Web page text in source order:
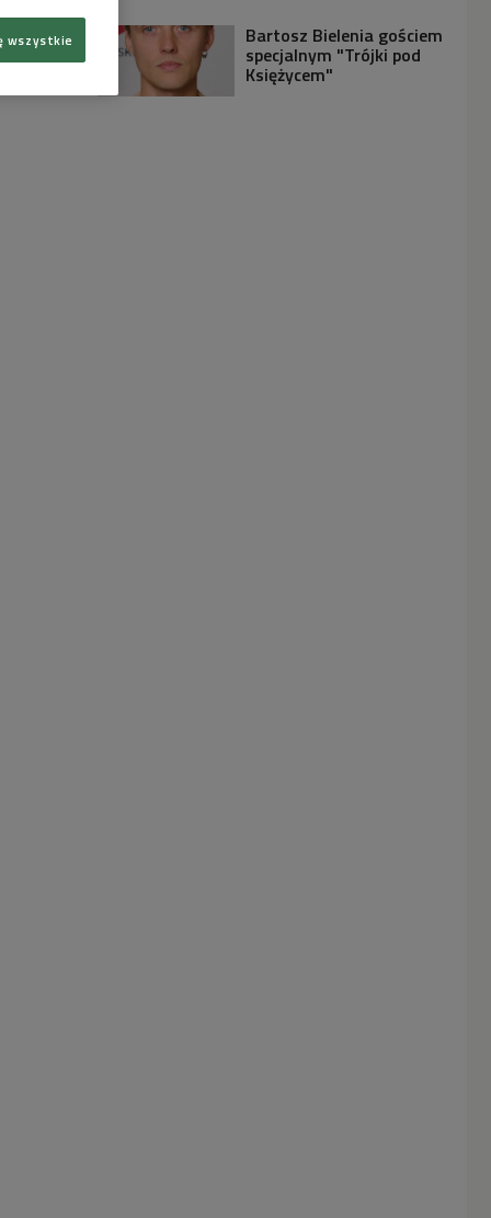
Bartosz Bielenia gościem
specjalnym "Trójki pod
Księżycem"
wszystkie